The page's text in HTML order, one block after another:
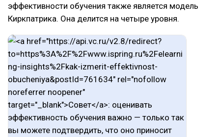
эффективности обучения также является модель
Киркпатрика. Она делится на четыре уровня.